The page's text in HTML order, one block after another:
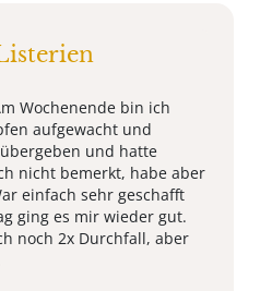
Wochenende bin ich
aufgewacht und
und hatte
nicht bemerkt, habe aber
einfach sehr geschafft
ging es mir wieder gut.
noch 2x Durchfall, aber